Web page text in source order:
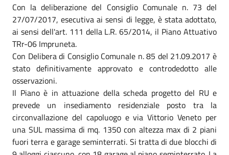
Con la deliberazione del Consiglio Comunale n. 73 del
27/07/2017, esecutiva ai sensi di legge, è stata adottato,
ai sensi dell'art. 111 della L.R. 65/2014, il Piano Attuativo
TRr-06 Impruneta.
Con Delibera di Consiglio Comunale n. 85 del 21.09.2017 è
stato definitivamente approvato e controdedotto alle
osservazioni.
Il Piano è in attuazione della scheda progetto del RU e
prevede un insediamento residenziale posto tra la
circonvallazione del capoluogo e via Vittorio Veneto per
una SUL massima di mq. 1350 con altezza max di 2 piani
fuori terra e garage seminterrati. Si tratta di due blocchi di